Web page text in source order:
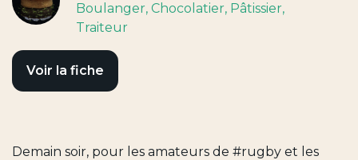
Boulanger, Chocolatier, Pâtissier,
Traiteur
Voir la fiche
Demain soir, pour les amateurs de #rugby et les